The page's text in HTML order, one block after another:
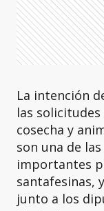
La intención
las
cosecha y
son una de
importantes
santafesinas,
junto a los